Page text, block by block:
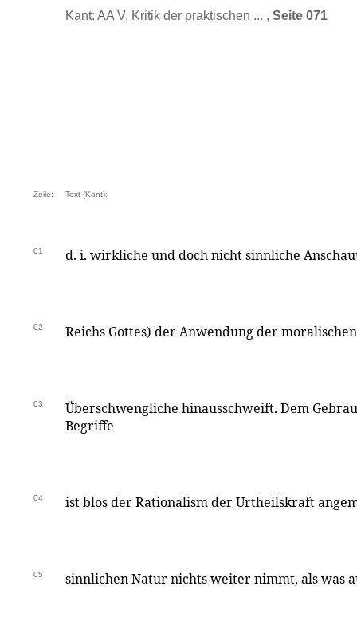
Kant: AA V, Kritik der praktischen ... , Seite 071
Zeile: Text (Kant):
01 d. i. wirkliche und doch nicht sinnliche
02 Reichs Gottes) der Anwendung der
03
Überschwengliche hinausschweift. Dem
Begriffe
04 ist blos der Rationalism der Urtheilskraft
05 sinnlichen Natur nichts weiter nimmt, als was